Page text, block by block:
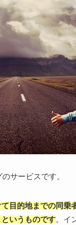
サービスです。
目的地までの同
いうものです。イ